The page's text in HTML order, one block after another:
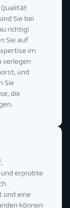
Qualität
Sie bei
richtig!
Sie auf
im
verlegen
und
Sie
die
erprobte
und eine
können